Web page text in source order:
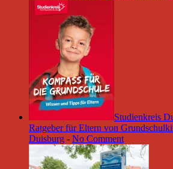
Studienkreis
Ratgeber für Eltern von
Duisburg - No Comment